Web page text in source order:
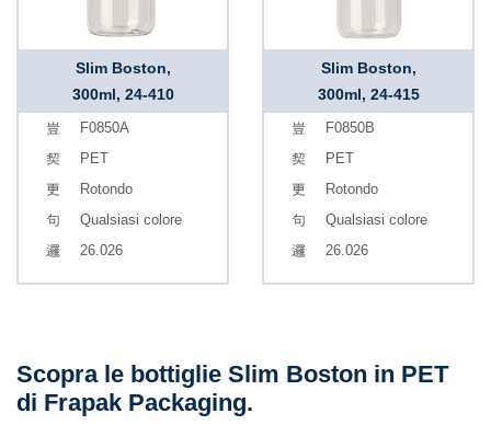
Slim Boston,
300ml, 24-410
F0850A
PET
Rotondo
Qualsiasi colore
26.026
Slim Boston,
300ml, 24-415
F0850B
PET
Rotondo
Qualsiasi colore
26.026
Scopra le bottiglie Slim Boston in PET
di Frapak Packaging.